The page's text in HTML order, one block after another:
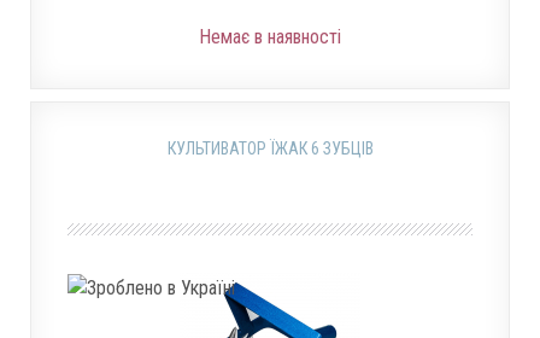
Немає в наявності
КУЛЬТИВАТОР ЇЖАК 6 ЗУБЦІВ